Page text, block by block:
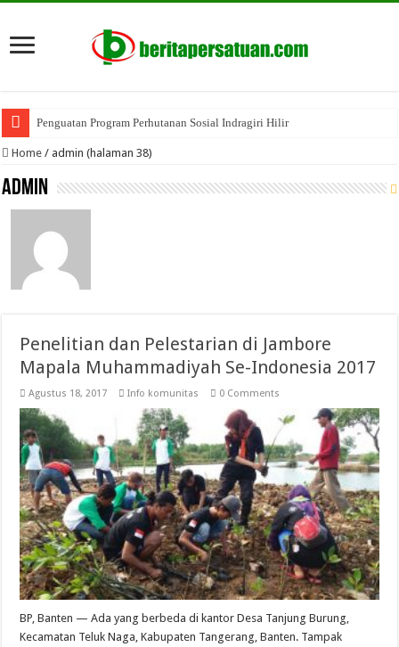
Penguatan Program Perhutanan Sosial Indragiri Hilir
Home / admin (halaman 38)
admin
Penelitian dan Pelestarian di Jambore
Mapala Muhammadiyah Se-Indonesia 2017
Agustus 18, 2017 Info komunitas 0 Comments
BP, Banten — Ada yang berbeda di kantor Desa Tanjung Burung,
Kecamatan Teluk Naga, Kabupaten Tangerang, Banten. Tampak